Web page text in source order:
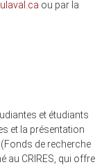
ou par la
et étudiants
et la présentation
de recherche
au CRIRES, qui offre